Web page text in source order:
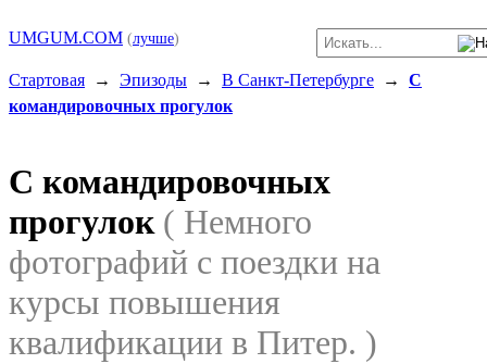
UMGUM.COM (лучше)
Стартовая → Эпизоды → В Санкт-Петербурге → С
командировочных прогулок
С командировочных
прогулок ( Немного
фотографий с поездки на
курсы повышения
квалификации в Питер. )